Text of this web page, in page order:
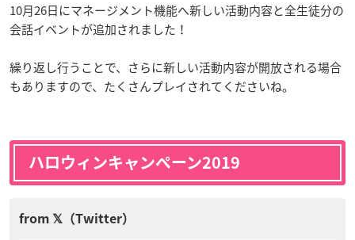
10月26日にマネージメント機能へ新しい活動内容と全生徒分の
会話イベントが追加されました！
繰り返し行うことで、さらに新しい活動内容が開放される場合
もありますので、たくさんプレイされてくださいね。
ハロウィンキャンペーン2019